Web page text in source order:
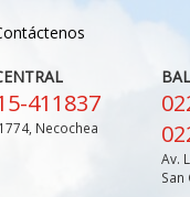
411837
Necochea
Av.
San